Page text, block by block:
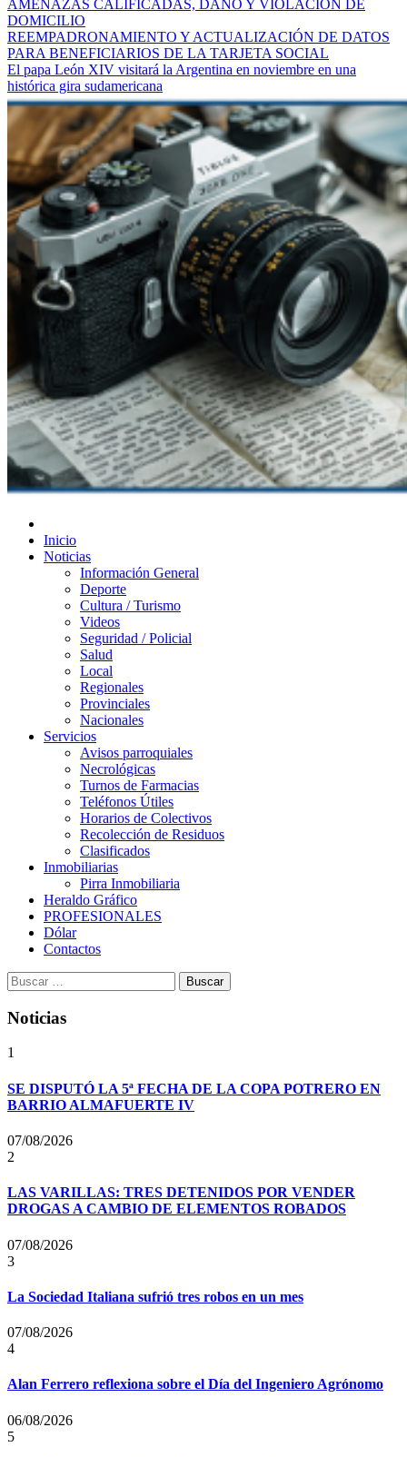
AMENAZAS CALIFICADAS, DAÑO Y VIOLACIÓN DE
DOMICILIO
REEMPADRONAMIENTO Y ACTUALIZACIÓN DE DATOS
PARA BENEFICIARIOS DE LA TARJETA SOCIAL
El papa León XIV visitará la Argentina en noviembre en una
histórica gira sudamericana
Diario de Las Varillas
Inicio
Noticias
Información General
Deporte
Cultura / Turismo
Videos
Seguridad / Policial
Salud
Local
Regionales
Provinciales
Nacionales
Servicios
Avisos parroquiales
Necrológicas
Turnos de Farmacias
Teléfonos Útiles
Horarios de Colectivos
Recolección de Residuos
Clasificados
Inmobiliarias
Pirra Inmobiliaria
Heraldo Gráfico
PROFESIONALES
Dólar
Contactos
Buscar:
Noticias
1
SE DISPUTÓ LA 5ª FECHA DE LA COPA POTRERO EN
BARRIO ALMAFUERTE IV
07/08/2026
2
LAS VARILLAS: TRES DETENIDOS POR VENDER
DROGAS A CAMBIO DE ELEMENTOS ROBADOS
07/08/2026
3
La Sociedad Italiana sufrió tres robos en un mes
07/08/2026
4
Alan Ferrero reflexiona sobre el Día del Ingeniero Agrónomo
06/08/2026
5